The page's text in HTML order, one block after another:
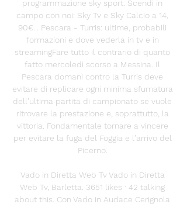
programmazione sky sport. Scendi in
campo con noi: Sky Tv e Sky Calcio a 14,
90€... Pescara - Turris: ultime, probabili
formazioni e dove vederla in tv e in
streamingFare tutto il contrario di quanto
fatto mercoledì scorso a Messina. Il
Pescara domani contro la Turris deve
evitare di replicare ogni minima sfumatura
dell'ultima partita di campionato se vuole
ritrovare la prestazione e, soprattutto, la
vittoria. Fondamentale tornare a vincere
per evitare la fuga del Foggia e l'arrivo del
Picerno.
Vado in Diretta Web Tv Vado in Diretta
Web Tv, Barletta. 3651 likes · 42 talking
about this. Con Vado in Audace Cerignola